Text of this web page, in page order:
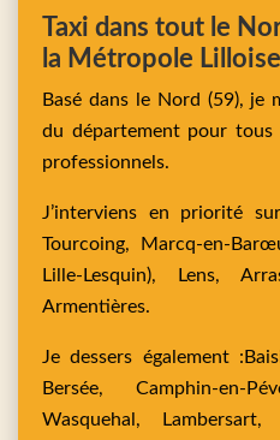
Taxi dans tout le
la Métropole Lilloise
Basé dans le Nord (59), je
du département pour
professionnels.
J’interviens en priorité sur
Tourcoing,
Marcq-en-
Lille-Lesquin), Lens,
Armentières.
Je dessers également :
Bersée, Camphin-en-
Wasquehal,
Lambersart,